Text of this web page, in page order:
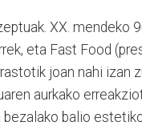
XX. mendeko
eta Fast Food
joan nahi izan
aurkako
balio